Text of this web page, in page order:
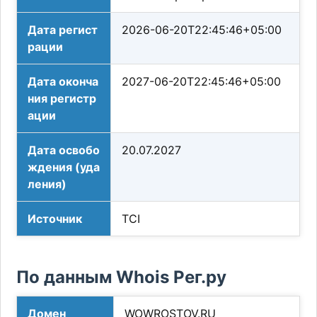
Дата регист
рации
2026-06-20T22:45:46+05:00
Дата оконча
ния регистр
ации
2027-06-20T22:45:46+05:00
Дата освобо
ждения (уда
ления)
20.07.2027
Источник TCI
По данным Whois Рег.ру
Домен WOWROSTOV.RU